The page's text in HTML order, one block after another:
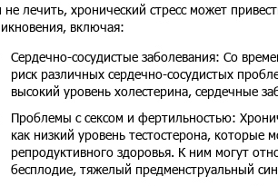
не лечить, хронический стресс может
включая:
Сердечно-сосудистые заболевания: Со
риск различных сердечно-сосудистых
высокий уровень холестерина, сердечные
Проблемы с сексом и фертильностью:
как низкий уровень тестостерона, которые
репродуктивного здоровья. К ним могут
бесплодие, тяжелый предменструальный